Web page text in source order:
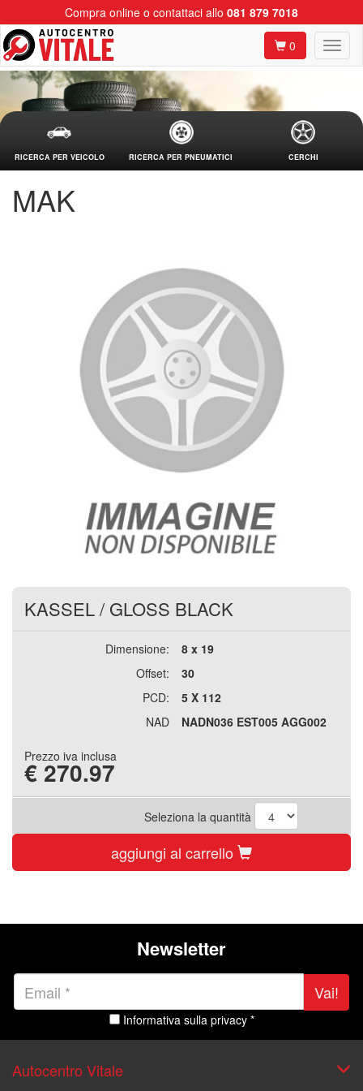
Compra online o contattaci allo 081 879 7018
0
RICERCA PER VEICOLO RICERCA PER PNEUMATICI CERCHI
MAK
KASSEL/ GLOSS BLACK
Dimensione:
8 x 19
Offset:
30
PCD:
5 X 112
NAD
NADN036 EST005 AGG002
Prezzo iva inclusa
€ 270.97
Seleziona la quantità
aggiungi al carrello
Newsletter
Vai!
Informativa sulla privacy *
Autocentro Vitale